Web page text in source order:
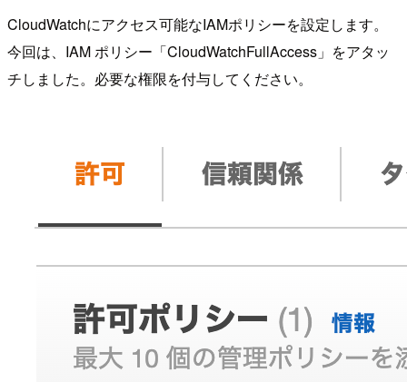
CloudWatchにアクセス可能なIAMポリシーを設定します。
今回は、IAM ポリシー「CloudWatchFullAccess」をアタッ
チしました。必要な権限を付与してください。